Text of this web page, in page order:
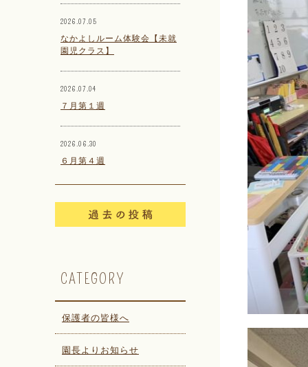
2026.07.05
なかよしルーム体験会【未就
園児クラス】
2026.07.04
７月第１週
2026.06.30
６月第４週
CATEGORY
保護者の皆様へ
園長よりお知らせ